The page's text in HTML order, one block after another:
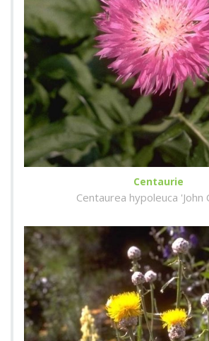
Centaurie
Centaurea hypoleuca 'John